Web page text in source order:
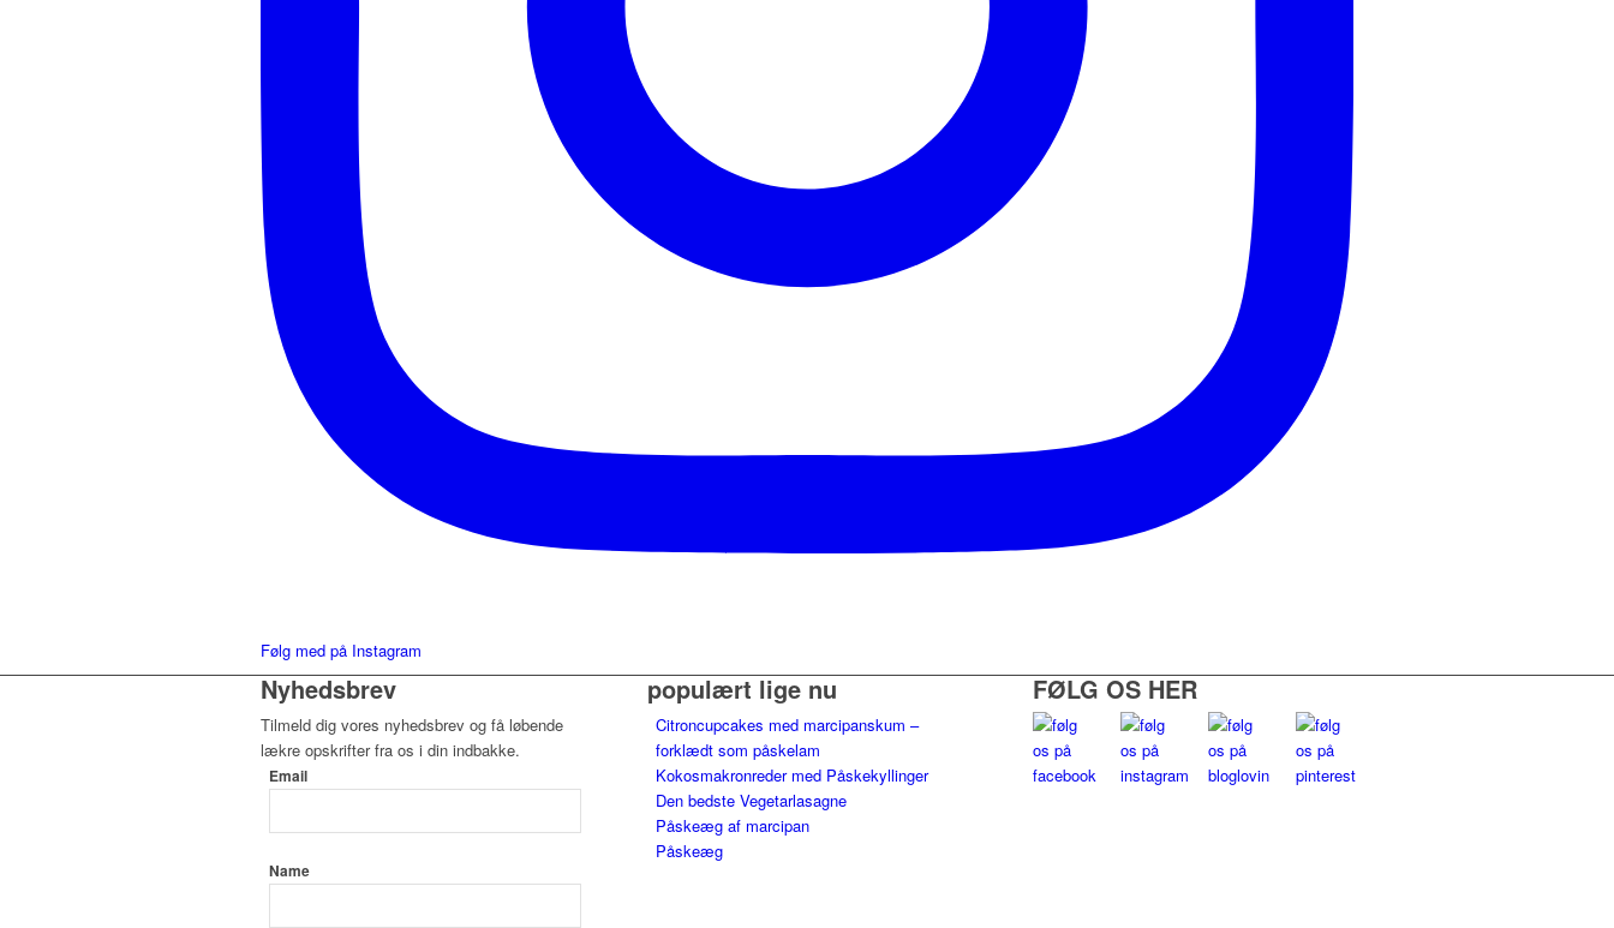
Følg med på Instagram
Nyhedsbrev
Tilmeld dig vores nyhedsbrev og få løbende
lækre opskrifter fra os i din indbakke.
Email
Name
populært lige nu
Citroncupcakes med marcipanskum –
forklædt som påskelam
Kokosmakronreder med Påskekyllinger
Den bedste Vegetarlasagne
Påskeæg af marcipan
Påskeæg
FØLG OS HER